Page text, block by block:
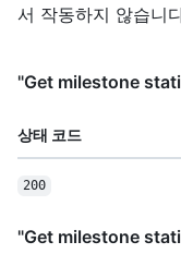
서 작동하지 않습니
"Get milestone
상태 코드
200
"Get milestone